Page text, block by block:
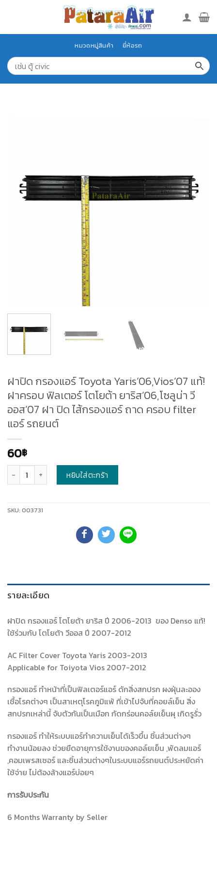
หมวดหมู่สินค้า ยี่ห้อรถ
ฝาปิด กรองแอร์ Toyota Yaris’06,Vios’07 แท้!
ฝาครอบ ฟิลเตอร์ โตโยต้า ยาริส’06,โซลูน่า วี
ออส’07 ฝา ปิด ไส้กรองแอร์ ถาด ครอบ filter
แอร์ รถยนต์
60฿
หยิบใส่ตะกร้า
SKU: 003731
รายละเอียด
ฝาปิด กรองแอร์ โตโยต้า ยาริส ปี 2006-2013 ของ Denso แท้!
ใช้ร่วมกับ โตโยต้า วีออส ปี 2007-2012
AC Filter Cover Toyota Yaris 2003-2013
Applicable for Toiyota Vios 2007-2012
กรองแอร์ ทำหน้าที่เป็นฟิลเตอร์แอร์ ดักสิ่งสกปรก ผงฝุ่นละออง
เชื้อโรคต่างๆ เป็นสาเหตุโรคภูมิแพ้ ที่เข้าไปจับที่คอยล์เย็น สิ่ง
สกปรกเหล่านี้ จับตัวกันเป็นเมือก กัดกร่อนคอล์ยเย็นผุ เกิดรูรั่ว
กรองแอร์ ทำให้ระบบแอร์ทำความเย็นได้เร็วขึ้น ชิ้นส่วนต่างๆ
ทำงานน้อยลง ช่วยยืดอายุการใช้งานของคอล์ยเย็น ,พัดลมแอร์
,คอมเพรสเซอร์ และชิ้นส่วนต่างๆในระบบแอร์รถยนต์ประหยัดค่า
ใช้จ่าย ไม่ต้องล้างแอร์บ่อยๆ
การรับประกัน
6 Months Warranty by Seller